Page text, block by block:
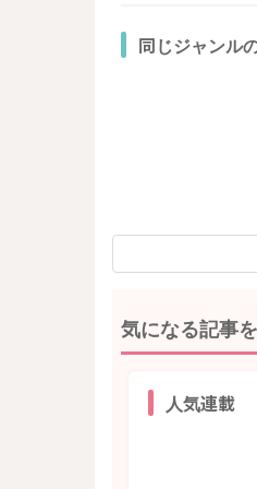
同じジャンル
気になる記事
人気連載